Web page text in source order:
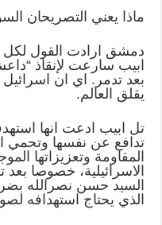
ماذا يعني التصريحان
دمشق ارادت القول
ابيب سارعت لإنقاذ
بعد تدمر. اي ان
يقلق العالم.
تل ابيب ادعت انها
تدافع عن نفسها وتحمي
المقاومة وتعزيزاتها
الاسرائيلية، خصوصا بعد
السيد حسن نصرالله
الذي يحتاج استهدافه